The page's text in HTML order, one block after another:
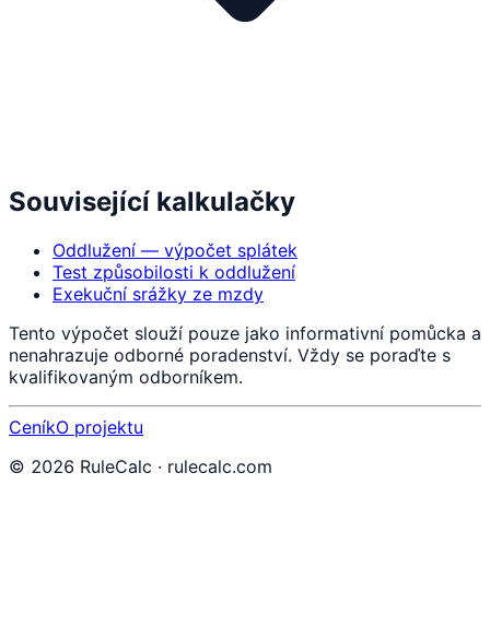
Související kalkulačky
Oddlužení — výpočet splátek
Test způsobilosti k oddlužení
Exekuční srážky ze mzdy
Tento výpočet slouží pouze jako informativní pomůcka a
nenahrazuje odborné poradenství. Vždy se poraďte s
kvalifikovaným odborníkem.
CeníkO projektu
© 2026 RuleCalc · rulecalc.com